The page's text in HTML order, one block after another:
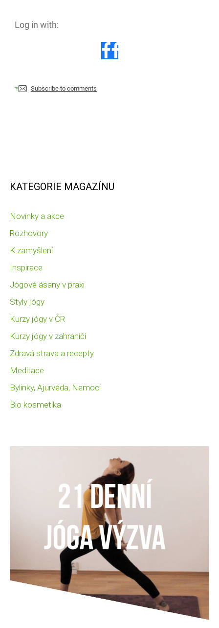
Log in with:
Subscribe to comments
KATEGORIE MAGAZÍNU
Novinky a akce
Rozhovory
K zamyšlení
Inspirace
Jógové ásany v praxi
Styly jógy
Kurzy jógy v ČR
Kurzy jógy v zahraničí
Zdravá strava a recepty
Meditace
Bylinky, Ajurvéda, Nemoci
Bio kosmetika